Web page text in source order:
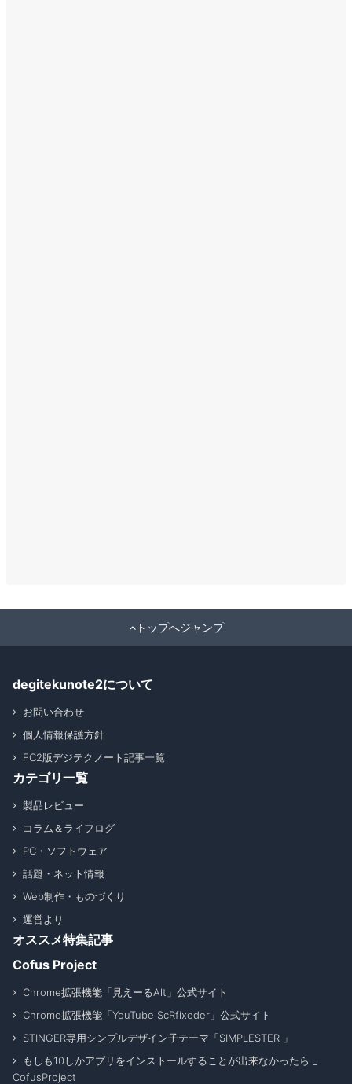
トップへジャンプ
degitekunote2について
お問い合わせ
個人情報保護方針
FC2版デジテクノート記事一覧
カテゴリ一覧
製品レビュー
コラム＆ライフログ
PC・ソフトウェア
話題・ネット情報
Web制作・ものづくり
運営より
オススメ特集記事
Cofus Project
Chrome拡張機能「見えーるAlt」公式サイト
Chrome拡張機能「YouTube ScRfixeder」公式サイト
STINGER専用シンプルデザイン子テーマ「SIMPLESTER 」
もしも10しかアプリをインストールすることが出来なかったら _
CofusProject